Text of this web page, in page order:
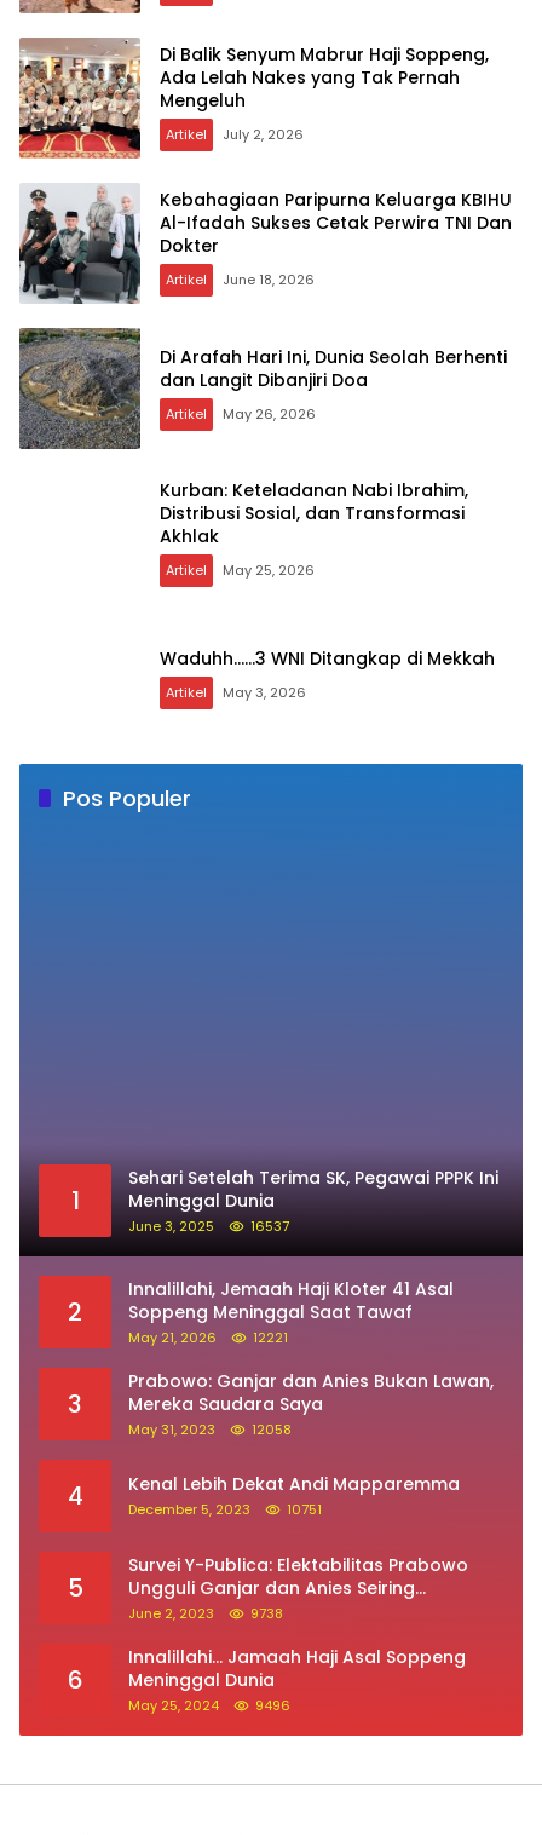
Di Balik Senyum Mabrur Haji Soppeng,
Ada Lelah Nakes yang Tak Pernah
Mengeluh
Artikel July 2, 2026
Kebahagiaan Paripurna Keluarga KBIHU
Al-Ifadah Sukses Cetak Perwira TNI Dan
Dokter
Artikel June 18, 2026
Di Arafah Hari Ini, Dunia Seolah Berhenti
dan Langit Dibanjiri Doa
Artikel May 26, 2026
Kurban: Keteladanan Nabi Ibrahim,
Distribusi Sosial, dan Transformasi
Akhlak
Artikel May 25, 2026
Waduhh……3 WNI Ditangkap di Mekkah
Artikel May 3, 2026
Pos Populer
1
Sehari Setelah Terima SK, Pegawai PPPK Ini
Meninggal Dunia
June 3, 2025 16537
2
Innalillahi, Jemaah Haji Kloter 41 Asal
Soppeng Meninggal Saat Tawaf
May 21, 2026 12221
3
Prabowo: Ganjar dan Anies Bukan Lawan,
Mereka Saudara Saya
May 31, 2023 12058
4 Kenal Lebih Dekat Andi Mapparemma
December 5, 2023 10751
5
Survei Y-Publica: Elektabilitas Prabowo
Ungguli Ganjar dan Anies Seiring
Kepuasan Terhadap Jokowi Naik
June 2, 2023 9738
6
Innalillahi… Jamaah Haji Asal Soppeng
Meninggal Dunia
May 25, 2024 9496